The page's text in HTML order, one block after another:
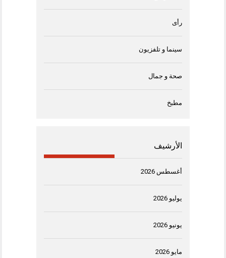
رأى
سينما و تلفزيون
صحة و جمال
مطبخ
الأرشيف
أغسطس 2026
يوليو 2026
يونيو 2026
مايو 2026